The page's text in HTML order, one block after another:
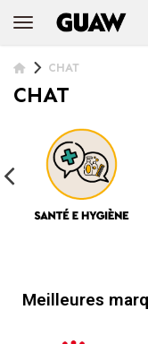
CHAT
CHAT
Meilleures